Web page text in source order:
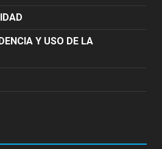
Y USO DE LA